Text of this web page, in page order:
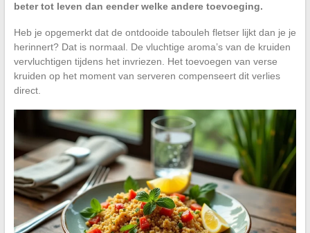
beter tot leven dan eender welke andere toevoeging.
Heb je opgemerkt dat de ontdooide tabouleh fletser lijkt dan je je
herinnert? Dat is normaal. De vluchtige aroma’s van de kruiden
vervluchtigen tijdens het invriezen. Het toevoegen van verse
kruiden op het moment van serveren compenseert dit verlies
direct.